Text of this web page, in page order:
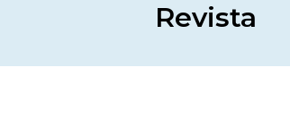
Revista